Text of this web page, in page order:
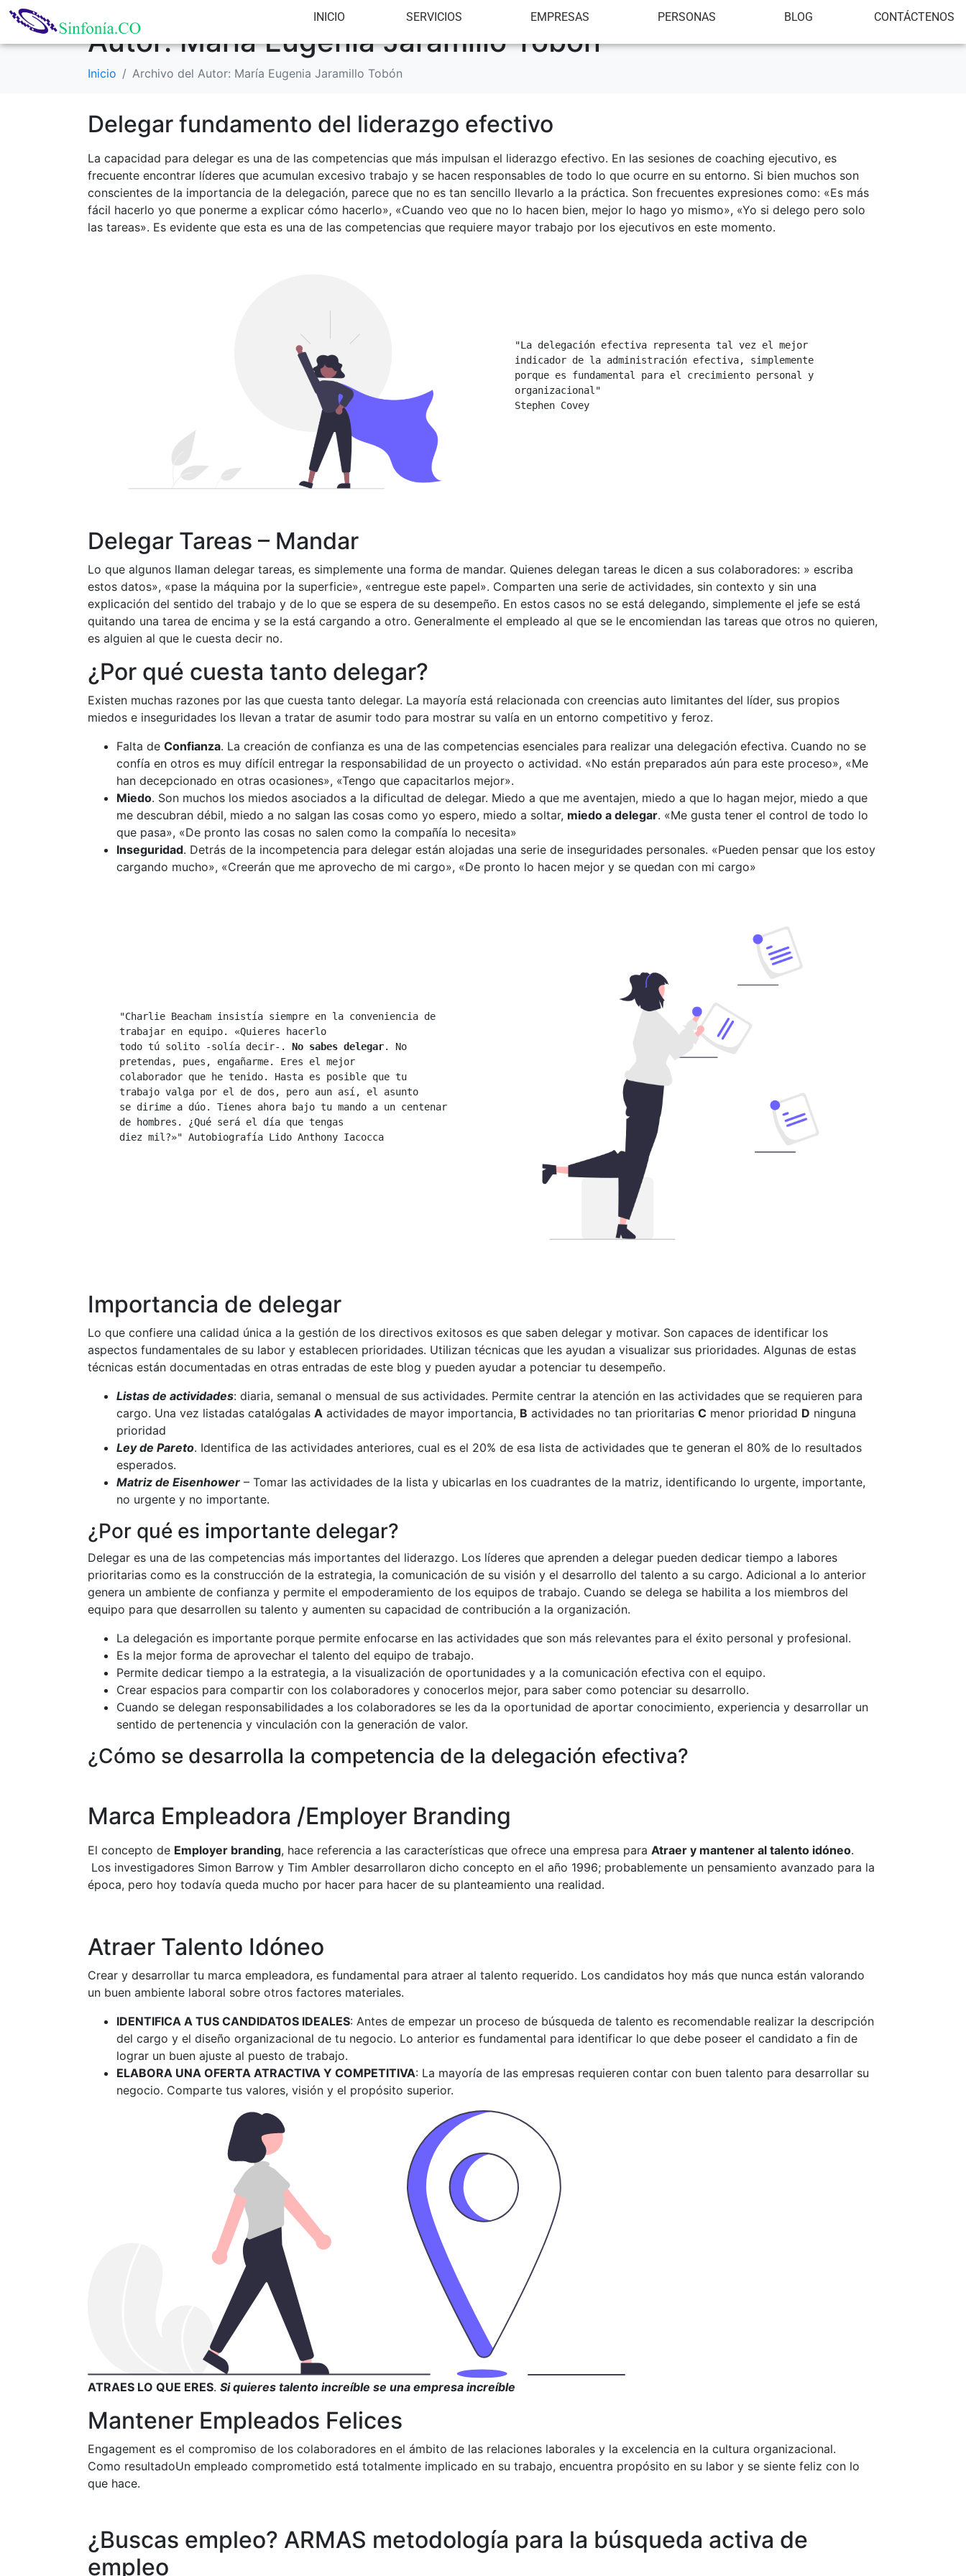
INICIO SERVICIOS EMPRESAS PERSONAS BLOG CONTÁCTENOS
Autor:María Eugenia Jaramillo Tobón
Inicio Archivo del Autor: María Eugenia Jaramillo Tobón
Delegar fundamento del liderazgo efectivo
La capacidad para delegar es una de las competencias que más impulsan el liderazgo efectivo. En las sesiones de coaching ejecutivo, es
frecuente encontrar líderes que acumulan excesivo trabajo y se hacen responsables de todo lo que ocurre en su entorno. Si bien muchos son
conscientes de la importancia de la delegación, parece que no es tan sencillo llevarlo a la práctica. Son frecuentes expresiones como: «Es más
fácil hacerlo yo que ponerme a explicar cómo hacerlo», «Cuando veo que no lo hacen bien, mejor lo hago yo mismo», «Yo si delego pero solo
las tareas». Es evidente que esta es una de las competencias que requiere mayor trabajo por los ejecutivos en este momento.
"La delegación efectiva representa tal vez el mejor
indicador de la administración efectiva, simplemente
porque es fundamental para el crecimiento personal y
organizacional"
Stephen Covey
Delegar Tareas – Mandar
Lo que algunos llaman delegar tareas, es simplemente una forma de mandar. Quienes delegan tareas le dicen a sus colaboradores: » escriba
estos datos», «pase la máquina por la superficie», «entregue este papel». Comparten una serie de actividades, sin contexto y sin una
explicación del sentido del trabajo y de lo que se espera de su desempeño. En estos casos no se está delegando, simplemente el jefe se está
quitando una tarea de encima y se la está cargando a otro. Generalmente el empleado al que se le encomiendan las tareas que otros no quieren,
es alguien al que le cuesta decir no.
¿Por qué cuesta tanto delegar?
Existen muchas razones por las que cuesta tanto delegar. La mayoría está relacionada con creencias auto limitantes del líder, sus propios
miedos e inseguridades los llevan a tratar de asumir todo para mostrar su valía en un entorno competitivo y feroz.
Falta de Confianza. La creación de confianza es una de las competencias esenciales para realizar una delegación efectiva. Cuando no se
confía en otros es muy difícil entregar la responsabilidad de un proyecto o actividad. «No están preparados aún para este proceso», «Me
han decepcionado en otras ocasiones», «Tengo que capacitarlos mejor».
Miedo. Son muchos los miedos asociados a la dificultad de delegar. Miedo a que me aventajen, miedo a que lo hagan mejor, miedo a que
me descubran débil, miedo a no salgan las cosas como yo espero, miedo a soltar, miedo a delegar. «Me gusta tener el control de todo lo
que pasa», «De pronto las cosas no salen como la compañía lo necesita»
Inseguridad. Detrás de la incompetencia para delegar están alojadas una serie de inseguridades personales. «Pueden pensar que los estoy
cargando mucho», «Creerán que me aprovecho de mi cargo», «De pronto lo hacen mejor y se quedan con mi cargo»
"Charlie Beacham insistía siempre en la conveniencia de
trabajar en equipo. «Quieres hacerlo
todo tú solito -solía decir-. No sabes delegar. No
pretendas, pues, engañarme. Eres el mejor
colaborador que he tenido. Hasta es posible que tu
trabajo valga por el de dos, pero aun así, el asunto
se dirime a dúo. Tienes ahora bajo tu mando a un centenar
de hombres. ¿Qué será el día que tengas
diez mil?»" Autobiografía Lido Anthony Iacocca
Importancia de delegar
Lo que confiere una calidad única a la gestión de los directivos exitosos es que saben delegar y motivar. Son capaces de identificar los
aspectos fundamentales de su labor y establecen prioridades. Utilizan técnicas que les ayudan a visualizar sus prioridades. Algunas de estas
técnicas están documentadas en otras entradas de este blog y pueden ayudar a potenciar tu desempeño.
Listas de actividades: diaria, semanal o mensual de sus actividades. Permite centrar la atención en las actividades que se requieren para
cargo. Una vez listadas catalógalas A actividades de mayor importancia, B actividades no tan prioritarias C menor prioridad D ninguna
prioridad
Ley de Pareto. Identifica de las actividades anteriores, cual es el 20% de esa lista de actividades que te generan el 80% de lo resultados
esperados.
Matriz de Eisenhower – Tomar las actividades de la lista y ubicarlas en los cuadrantes de la matriz, identificando lo urgente, importante,
no urgente y no importante.
¿Por qué es importante delegar?
Delegar es una de las competencias más importantes del liderazgo. Los líderes que aprenden a delegar pueden dedicar tiempo a labores
prioritarias como es la construcción de la estrategia, la comunicación de su visión y el desarrollo del talento a su cargo. Adicional a lo anterior
genera un ambiente de confianza y permite el empoderamiento de los equipos de trabajo. Cuando se delega se habilita a los miembros del
equipo para que desarrollen su talento y aumenten su capacidad de contribución a la organización.
La delegación es importante porque permite enfocarse en las actividades que son más relevantes para el éxito personal y profesional.
Es la mejor forma de aprovechar el talento del equipo de trabajo.
Permite dedicar tiempo a la estrategia, a la visualización de oportunidades y a la comunicación efectiva con el equipo.
Crear espacios para compartir con los colaboradores y conocerlos mejor, para saber como potenciar su desarrollo.
Cuando se delegan responsabilidades a los colaboradores se les da la oportunidad de aportar conocimiento, experiencia y desarrollar un
sentido de pertenencia y vinculación con la generación de valor.
¿Cómo se desarrolla la competencia de la delegación efectiva?
Marca Empleadora /Employer Branding
El concepto de Employer branding, hace referencia a las características que ofrece una empresa para Atraer y mantener al talento idóneo.
Los investigadores Simon Barrow y Tim Ambler desarrollaron dicho concepto en el año 1996; probablemente un pensamiento avanzado para la
época, pero hoy todavía queda mucho por hacer para hacer de su planteamiento una realidad.
Atraer Talento Idóneo
Crear y desarrollar tu marca empleadora, es fundamental para atraer al talento requerido. Los candidatos hoy más que nunca están valorando
un buen ambiente laboral sobre otros factores materiales.
IDENTIFICA A TUS CANDIDATOS IDEALES: Antes de empezar un proceso de búsqueda de talento es recomendable realizar la descripción
del cargo y el diseño organizacional de tu negocio. Lo anterior es fundamental para identificar lo que debe poseer el candidato a fin de
lograr un buen ajuste al puesto de trabajo.
ELABORA UNA OFERTA ATRACTIVA Y COMPETITIVA: La mayoría de las empresas requieren contar con buen talento para desarrollar su
negocio. Comparte tus valores, visión y el propósito superior.
ATRAES LO QUE ERES. Si quieres talento increíble se una empresa increíble
Mantener Empleados Felices
Engagement es el compromiso de los colaboradores en el ámbito de las relaciones laborales y la excelencia en la cultura organizacional.
Como resultadoUn empleado comprometido está totalmente implicado en su trabajo, encuentra propósito en su labor y se siente feliz con lo
que hace.
¿Buscas empleo? ARMAS metodología para la búsqueda activa de
empleo